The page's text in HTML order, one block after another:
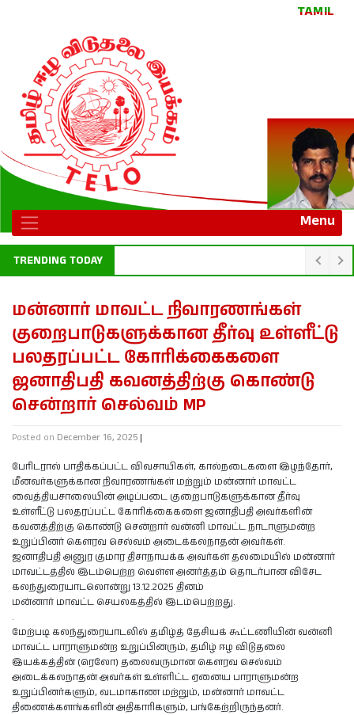
TAMIL
Menu
TRENDING TODAY
மன்னார் மாவட்ட நிவாரணங்கள்
குறைபாடுகளுக்கான தீர்வு உள்ளீட்டு
பலதரப்பட்ட கோரிக்கைகளை
ஜனாதிபதி கவனத்திற்கு கொண்டு
சென்றார் செல்வம் MP
Posted on December 16, 2025 |
பேரிடரால் பாதிக்கப்பட்ட விவசாயிகள், கால்நடைகளை இழந்தோர்,
மீனவர்களுக்கான நிவாரணங்கள் மற்றும் மன்னார் மாவட்ட
வைத்தியசாலையின் அடிப்படை குறைபாடுகளுக்கான தீர்வு
உள்ளீட்டு பலதரப்பட்ட கோரிக்கைகளை ஜனாதிபதி அவர்களின்
கவனத்திற்கு கொண்டு சென்றார் வன்னி மாவட்ட நாடாளுமன்ற
உறுப்பினர் கெளரவ செல்வம் அடைக்கலநாதன் அவர்கள்.
ஜனாதிபதி அனுர குமார திசாநாயக்க அவர்கள் தலமையில் மன்னார்
மாவட்டத்தில் இடம்பெற்ற வெள்ள அனர்த்தம் தொடர்பான விசேட
கலந்துரையாடலொன்று 13.12.2025 தினம்
மன்னார் மாவட்ட செயலகத்தில் இடம்பெற்றது.
.
மேற்படி கலந்துரையாடலில் தமிழ்த் தேசியக் கூட்டணியின் வன்னி
மாவட்ட பாராளுமன்ற உறுப்பினரும், தமிழ் ஈழ விடுதலை
இயக்கத்தின் (ரெலோ) தலைவருமான கெளரவ செல்வம்
அடைக்கலநாதன் அவர்கள் உள்ளிட்ட ஏனைய பாராளுமன்ற
உறுப்பினர்களும், வடமாகாண மற்றும், மன்னார் மாவட்ட
திணைக்களங்களின் அதிகாரிகளும், பங்கேற்றிருந்தனர்.